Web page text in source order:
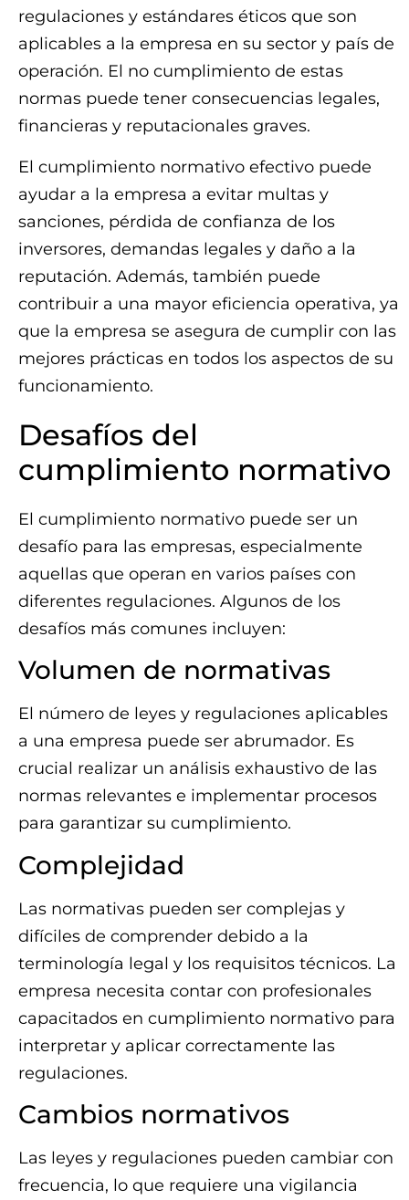
regulaciones y estándares éticos que son
aplicables a la empresa en su sector y país de
operación. El no cumplimiento de estas
normas puede tener consecuencias legales,
financieras y reputacionales graves.
El cumplimiento normativo efectivo puede
ayudar a la empresa a evitar multas y
sanciones, pérdida de confianza de los
inversores, demandas legales y daño a la
reputación. Además, también puede
contribuir a una mayor eficiencia operativa, ya
que la empresa se asegura de cumplir con las
mejores prácticas en todos los aspectos de su
funcionamiento.
Desafíos del
cumplimiento normativo
El cumplimiento normativo puede ser un
desafío para las empresas, especialmente
aquellas que operan en varios países con
diferentes regulaciones. Algunos de los
desafíos más comunes incluyen:
Volumen de normativas
El número de leyes y regulaciones aplicables
a una empresa puede ser abrumador. Es
crucial realizar un análisis exhaustivo de las
normas relevantes e implementar procesos
para garantizar su cumplimiento.
Complejidad
Las normativas pueden ser complejas y
difíciles de comprender debido a la
terminología legal y los requisitos técnicos. La
empresa necesita contar con profesionales
capacitados en cumplimiento normativo para
interpretar y aplicar correctamente las
regulaciones.
Cambios normativos
Las leyes y regulaciones pueden cambiar con
frecuencia, lo que requiere una vigilancia